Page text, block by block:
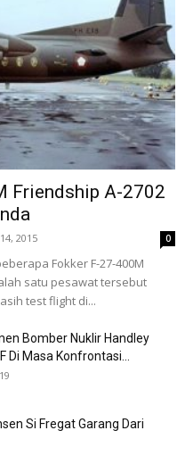
Friendship A-2702
2015 0
Fokker F-27-400M
satu pesawat tersebut
test flight di...
Bomber Nuklir Handley
Di Masa Konfrontasi...
Si Fregat Garang Dari